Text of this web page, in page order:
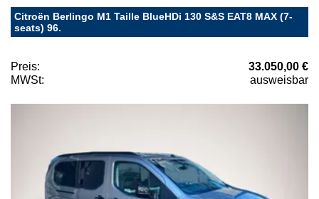
Citroën Berlingo M1 Taille BlueHDi 130 S&S EAT8 MAX (7-
seats) 96.
Preis:
33.050,00 €
MWSt:
ausweisbar